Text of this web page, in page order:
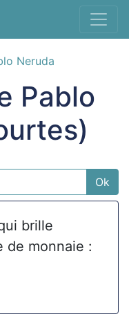
Neruda
Pablo
Ok
brille
de monnaie :